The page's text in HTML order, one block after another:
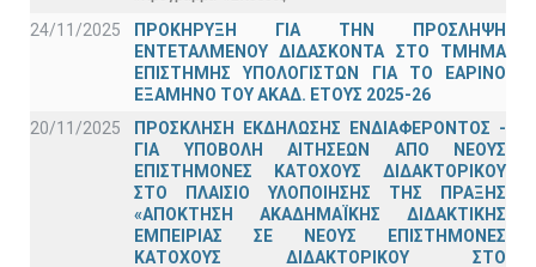
24/11/2025
ΠΡΟΚΗΡΥΞΗ ΓΙΑ ΤΗΝ ΠΡΟΣΛΗΨΗ
ΕΝΤΕΤΑΛΜΕΝΟΥ ΔΙΔΑΣΚΟΝΤΑ ΣΤΟ ΤΜΗΜΑ
ΕΠΙΣΤΗΜΗΣ ΥΠΟΛΟΓΙΣΤΩΝ ΓΙΑ ΤΟ ΕΑΡΙΝΟ
ΕΞΑΜΗΝΟ ΤΟΥ ΑΚΑΔ. ΕΤΟΥΣ 2025-26
20/11/2025
ΠΡΟΣΚΛΗΣΗ ΕΚΔΗΛΩΣΗΣ ΕΝΔΙΑΦΕΡΟΝΤΟΣ -
ΓΙΑ ΥΠΟΒΟΛΗ ΑΙΤΗΣΕΩΝ ΑΠΟ ΝΕΟΥΣ
ΕΠΙΣΤΗΜΟΝΕΣ ΚΑΤΟΧΟΥΣ ΔΙΔΑΚΤΟΡΙΚΟΥ
ΣΤΟ ΠΛΑΙΣΙΟ ΥΛΟΠΟΙΗΣΗΣ ΤΗΣ ΠΡΑΞΗΣ
«ΑΠΟΚΤΗΣΗ ΑΚΑΔΗΜΑΪΚΗΣ ΔΙΔΑΚΤΙΚΗΣ
ΕΜΠΕΙΡΙΑΣ ΣΕ ΝΕΟΥΣ ΕΠΙΣΤΗΜΟΝΕΣ
ΚΑΤΟΧΟΥΣ ΔΙΔΑΚΤΟΡΙΚΟΥ ΣΤΟ